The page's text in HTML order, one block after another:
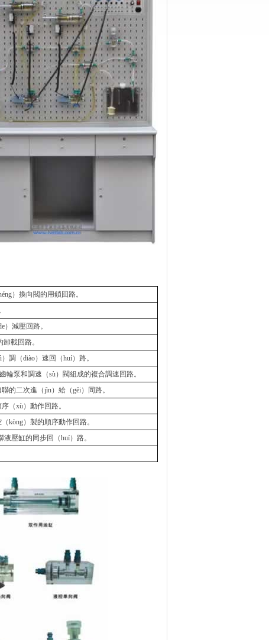
）換向閥的用鎖回路。
）減壓回路。
載回路。
調（diào）速回（huí）路。
輪泵和調速（sù）閥組成的複合調速回路。
的二次進（jìn）給（gěi）同路。
（xù）動作回路。
kòng）製的順序動作回路。
液壓缸的同步回（huí）路。